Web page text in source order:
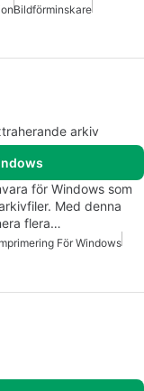
Bildförminskare
arkiv
för Windows som
Med denna
flera…
För Windows